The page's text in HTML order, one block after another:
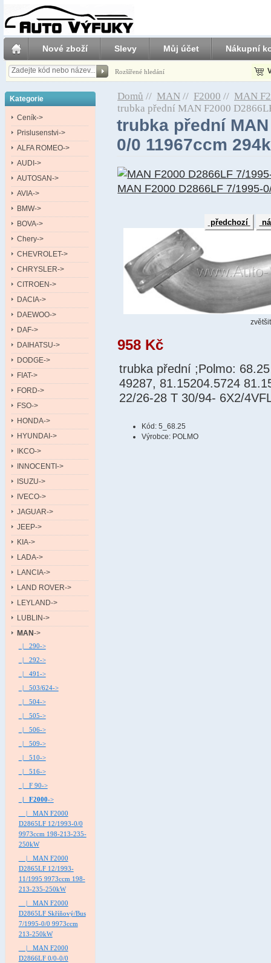
Nové zboží Slevy Můj účet Nákupní
Rozšířené hledání
Kategorie
Ceník->
Prislusenstvi->
ALFA ROMEO->
AUDI->
AUTOSAN->
AVIA->
BMW->
BOVA->
Chery->
CHEVROLET->
CHRYSLER->
CITROEN->
DACIA->
DAEWOO->
DAF->
DAIHATSU->
DODGE->
FIAT->
FORD->
FSO->
HONDA->
HYUNDAI->
IKCO->
INNOCENTI->
ISUZU->
IVECO->
JAGUAR->
JEEP->
KIA->
LADA->
LANCIA->
LAND ROVER->
LEYLAND->
LUBLIN->
MAN->
|_ 290->
|_ 292->
|_ 491->
|_ 503/624->
|_ 504->
|_ 505->
|_ 506->
|_ 509->
|_ 510->
|_ 516->
|_ F 90->
|_ F2000->
|_ MAN F2000
D2865LF 12/1993-0/0
9973ccm 198-213-235-
250kW
|_ MAN F2000
D2865LF 12/1993-
11/1995 9973ccm 198-
213-235-250kW
|_ MAN F2000
D2865LF Skříňový/Bus
7/1995-0/0 9973ccm
213-250kW
|_ MAN F2000
D2866LF 0/0-0/0
Domů // MAN // F2000 // MAN
trubka přední MAN F2000
trubka přední
0/0 11967ccm
MAN F2000 D2866LF 7/1995-
předchozí
958 Kč
trubka přední ;Polmo:
49287, 81.15204.5724
22/26-28 T 30/94- 6X2/
Kód: 5_68.25
Výrobce: POLMO